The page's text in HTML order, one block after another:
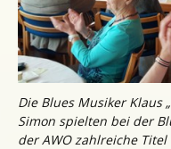
Die Blues Musiker Klaus
Simon spielten bei der
der AWO zahlreiche